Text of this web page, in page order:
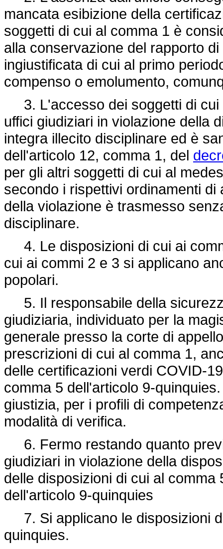
mancata esibizione della
soggetti di cui al comma 1 è
alla conservazione del rapporto
ingiustificata di cui al primo
compenso o emolumento,
3. L'accesso dei soggetti di cui
uffici giudiziari in violazione della
integra illecito disciplinare ed è
dell'articolo 12, comma 1, del
per gli altri soggetti di cui al
secondo i rispettivi ordinamenti
della violazione è trasmesso
disciplinare.
4. Le disposizioni di cui ai
cui ai commi 2 e 3 si applicano
popolari.
5. Il responsabile della
giudiziaria, individuato per la
generale presso la corte di
prescrizioni di cui al comma 1,
delle certificazioni verdi COVID-
comma 5 dell'articolo 9-
giustizia, per i profili di
modalità di verifica.
6. Fermo restando quanto
giudiziari in violazione della
delle disposizioni di cui al
dell'articolo 9-quinquies
7. Si applicano le disposizioni
quinquies.